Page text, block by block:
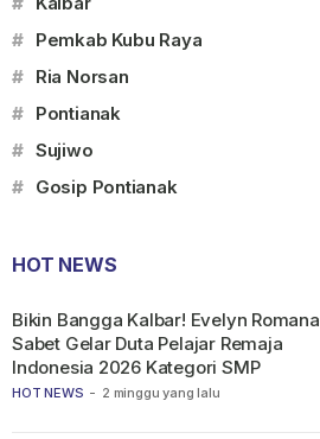
# Pemkab Kubu Raya
# Ria Norsan
# Pontianak
# Sujiwo
# Gosip Pontianak
HOT NEWS
HOT NEWS - 2 minggu yang lalu
Bikin Bangga Kalbar! Evelyn Romana
Sabet Gelar Duta Pelajar Remaja
Indonesia 2026 Kategori SMP